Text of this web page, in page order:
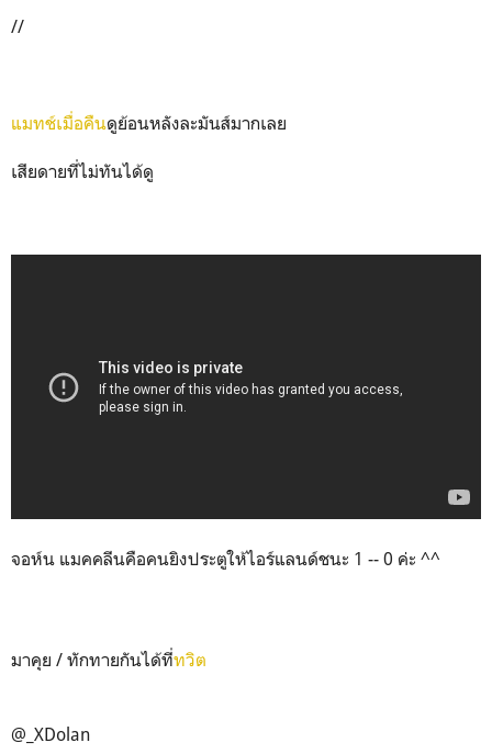
//
แมทช์เมื่อคืนดูย้อนหลังละมันส์มากเลย
เสียดายที่ไม่ทันได้ดู
จอห์น แมคคลีนคือคนยิงประตูให้ไอร์แลนด์ชนะ 1 -- 0 ค่ะ ^^
มาคุย / ทักทายกันได้ที่ทวิต
@_XDolan